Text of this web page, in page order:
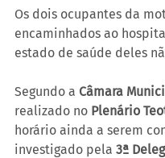
Os dois ocupantes da
encaminhados ao
estado de saúde deles
Segundo a Câmara
realizado no Plenário
horário ainda a serem
investigado pela 3ª